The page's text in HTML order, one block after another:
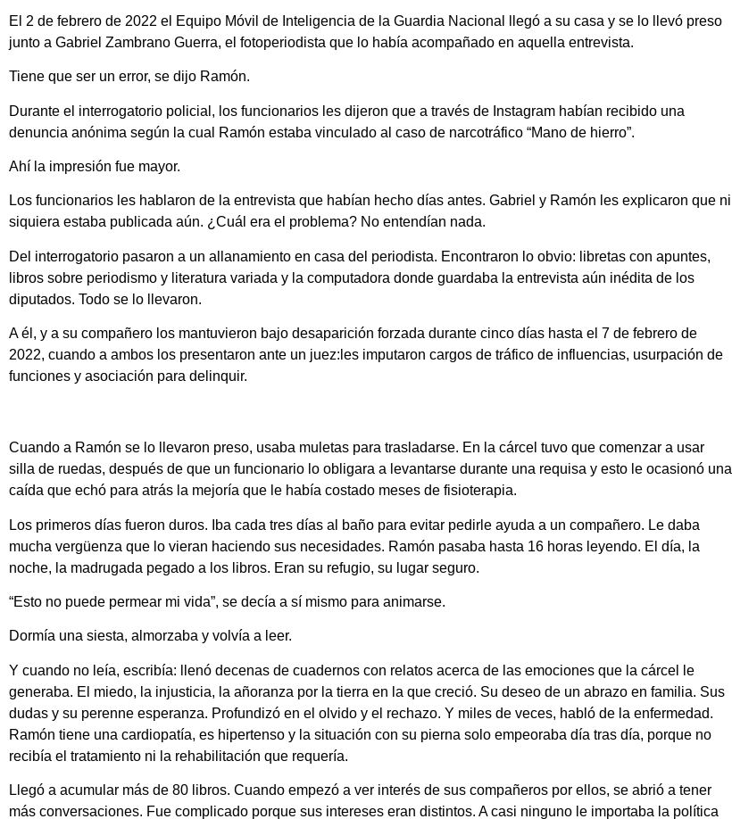
El 2 de febrero de 2022 el Equipo Móvil de Inteligencia de la Guardia Nacional llegó a su casa y se lo llevó preso
junto a Gabriel Zambrano Guerra, el fotoperiodista que lo había acompañado en aquella entrevista.
Tiene que ser un error, se dijo Ramón.
Durante el interrogatorio policial, los funcionarios les dijeron que a través de Instagram habían recibido una
denuncia anónima según la cual Ramón estaba vinculado al caso de narcotráfico “Mano de hierro”.
Ahí la impresión fue mayor.
Los funcionarios les hablaron de la entrevista que habían hecho días antes. Gabriel y Ramón les explicaron que ni
siquiera estaba publicada aún. ¿Cuál era el problema? No entendían nada.
Del interrogatorio pasaron a un allanamiento en casa del periodista. Encontraron lo obvio: libretas con apuntes,
libros sobre periodismo y literatura variada y la computadora donde guardaba la entrevista aún inédita de los
diputados. Todo se lo llevaron.
A él, y a su compañero los mantuvieron bajo desaparición forzada durante cinco días hasta el 7 de febrero de
2022, cuando a ambos los presentaron ante un juez:les imputaron cargos de tráfico de influencias, usurpación de
funciones y asociación para delinquir.
Cuando a Ramón se lo llevaron preso, usaba muletas para trasladarse. En la cárcel tuvo que comenzar a usar
silla de ruedas, después de que un funcionario lo obligara a levantarse durante una requisa y esto le ocasionó una
caída que echó para atrás la mejoría que le había costado meses de fisioterapia.
Los primeros días fueron duros. Iba cada tres días al baño para evitar pedirle ayuda a un compañero. Le daba
mucha vergüenza que lo vieran haciendo sus necesidades. Ramón pasaba hasta 16 horas leyendo. El día, la
noche, la madrugada pegado a los libros. Eran su refugio, su lugar seguro.
“Esto no puede permear mi vida”, se decía a sí mismo para animarse.
Dormía una siesta, almorzaba y volvía a leer.
Y cuando no leía, escribía: llenó decenas de cuadernos con relatos acerca de las emociones que la cárcel le
generaba. El miedo, la injusticia, la añoranza por la tierra en la que creció. Su deseo de un abrazo en familia. Sus
dudas y su perenne esperanza. Profundizó en el olvido y el rechazo. Y miles de veces, habló de la enfermedad.
Ramón tiene una cardiopatía, es hipertenso y la situación con su pierna solo empeoraba día tras día, porque no
recibía el tratamiento ni la rehabilitación que requería.
Llegó a acumular más de 80 libros. Cuando empezó a ver interés de sus compañeros por ellos, se abrió a tener
más conversaciones. Fue complicado porque sus intereses eran distintos. A casi ninguno le importaba la política